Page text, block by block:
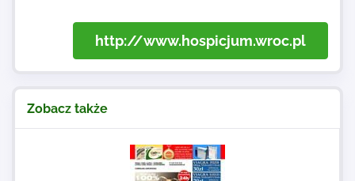
http://www.hospicjum.wroc.pl
Zobacz także